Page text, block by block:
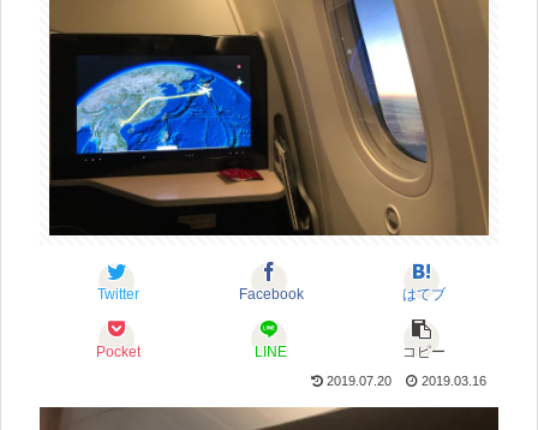
Twitter Facebook はてブ
Pocket LINE コピー
2019.07.20 2019.03.16